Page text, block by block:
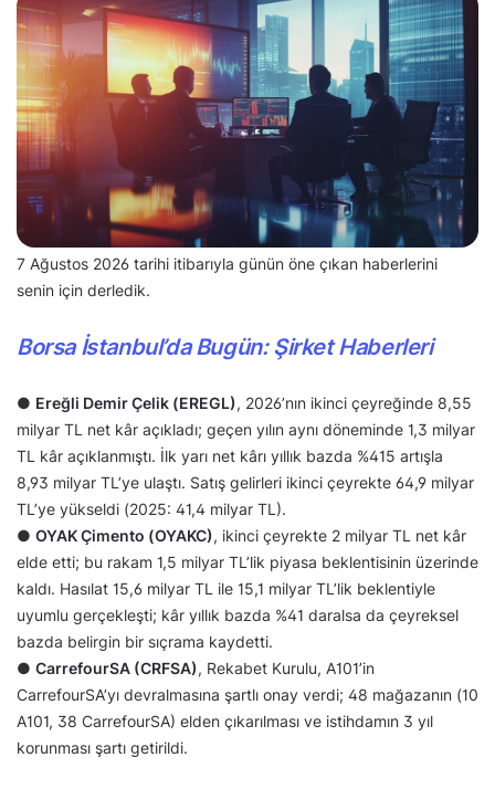
7 Ağustos 2026 tarihi itibarıyla günün öne çıkan haberlerini
senin için derledik.
Borsa İstanbul’da Bugün: Şirket Haberleri
● Ereğli Demir Çelik (EREGL), 2026’nın ikinci çeyreğinde 8,55
milyar TL net kâr açıkladı; geçen yılın aynı döneminde 1,3 milyar
TL kâr açıklanmıştı. İlk yarı net kârı yıllık bazda %415 artışla
8,93 milyar TL’ye ulaştı. Satış gelirleri ikinci çeyrekte 64,9 milyar
TL’ye yükseldi (2025: 41,4 milyar TL).
● OYAK Çimento (OYAKC), ikinci çeyrekte 2 milyar TL net kâr
elde etti; bu rakam 1,5 milyar TL’lik piyasa beklentisinin üzerinde
kaldı. Hasılat 15,6 milyar TL ile 15,1 milyar TL’lik beklentiyle
uyumlu gerçekleşti; kâr yıllık bazda %41 daralsa da çeyreksel
bazda belirgin bir sıçrama kaydetti.
● CarrefourSA (CRFSA), Rekabet Kurulu, A101’in
CarrefourSA’yı devralmasına şartlı onay verdi; 48 mağazanın (10
A101, 38 CarrefourSA) elden çıkarılması ve istihdamın 3 yıl
korunması şartı getirildi.